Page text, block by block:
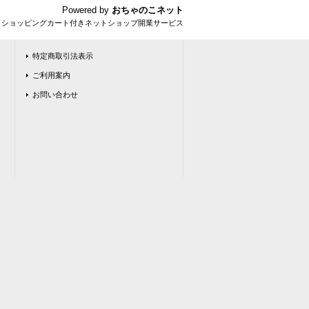
Powered by おちゃのこネット
ョッピングカート付きネットショップ開業サービス
特定商取引法表示
ご利用案内
お問い合わせ